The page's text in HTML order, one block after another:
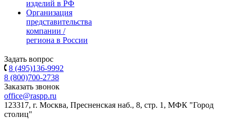
изделий в РФ
Организация
представительства
компании /
региона в России
Задать вопрос
8 (495)136-9992
8 (800)700-2738
Заказать звонок
office@raspp.ru
123317, г. Москва, Пресненская наб., 8, стр. 1, МФК "Город
столиц"